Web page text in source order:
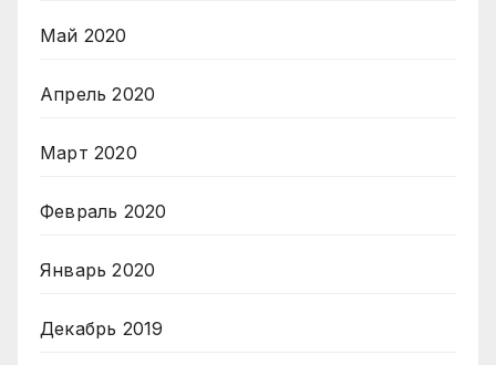
Май 2020
Апрель 2020
Март 2020
Февраль 2020
Январь 2020
Декабрь 2019